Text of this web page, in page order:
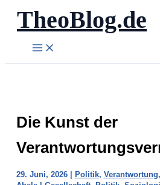
Zum
Inhalt
springen
TheoBlog.de
Die Kunst der
29. Juni, 2026 | Politik, Verantwortung,